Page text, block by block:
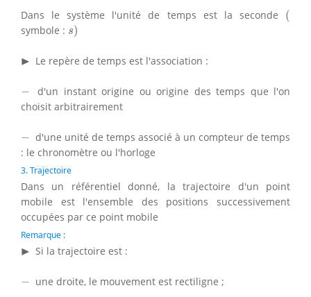
Dans le système l'unité de temps est la seconde (
(
symbole : s)
s)
▶
▸ Le repère de temps est l'association :
−
d'un instant origine ou origine des temps que l'on
choisit arbitrairement
− d'une unité de temps associé à un compteur de temps
: le chronomètre ou l'horloge
3. Trajectoire
Dans un référentiel donné, la trajectoire d'un point
mobile est l'ensemble des positions successivement
occupées par ce point mobile
Remarque :
▶
▸ Si la trajectoire est :
− une droite, le mouvement est rectiligne ;